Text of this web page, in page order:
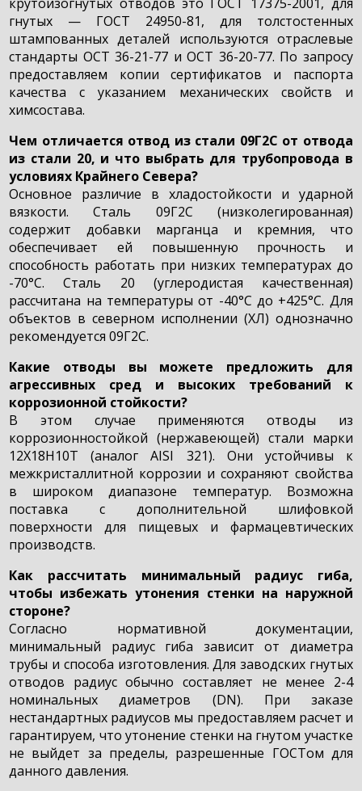
гнутых — ГОСТ 24950-81, для толстостенных
штампованных деталей используются отраслевые
стандарты ОСТ 36-21-77 и ОСТ 36-20-77. По запросу
предоставляем копии сертификатов и паспорта
качества с указанием механических свойств и
химсостава.
Чем отличается отвод из стали 09Г2С от отвода
из стали 20, и что выбрать для трубопровода в
условиях Крайнего Севера?
Основное различие в хладостойкости и ударной
вязкости. Сталь 09Г2С (низколегированная)
содержит добавки марганца и кремния, что
обеспечивает ей повышенную прочность и
способность работать при низких температурах до
-70°С. Сталь 20 (углеродистая качественная)
рассчитана на температуры от -40°С до +425°С. Для
объектов в северном исполнении (ХЛ) однозначно
рекомендуется 09Г2С.
Какие отводы вы можете предложить для
агрессивных сред и высоких требований к
коррозионной стойкости?
В этом случае применяются отводы из
коррозионностойкой (нержавеющей) стали марки
12Х18Н10Т (аналог AISI 321). Они устойчивы к
межкристаллитной коррозии и сохраняют свойства
в широком диапазоне температур. Возможна
поставка с дополнительной шлифовкой
поверхности для пищевых и фармацевтических
производств.
Как рассчитать минимальный радиус гиба,
чтобы избежать утонения стенки на наружной
стороне?
Согласно нормативной документации,
минимальный радиус гиба зависит от диаметра
трубы и способа изготовления. Для заводских гнутых
отводов радиус обычно составляет не менее 2-4
номинальных диаметров (DN). При заказе
нестандартных радиусов мы предоставляем расчет и
гарантируем, что утонение стенки на гнутом участке
не выйдет за пределы, разрешенные ГОСТом для
данного давления.